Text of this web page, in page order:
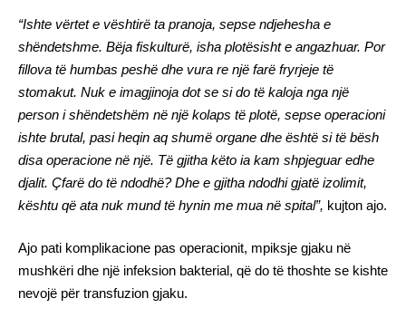
“Ishte vërtet e vështirë ta pranoja, sepse ndjehesha e
shëndetshme. Bëja fiskulturë, isha plotësisht e angazhuar. Por
fillova të humbas peshë dhe vura re një farë fryrjeje të
stomakut. Nuk e imagjinoja dot se si do të kaloja nga një
person i shëndetshëm në një kolaps të plotë, sepse operacioni
ishte brutal, pasi heqin aq shumë organe dhe është si të bësh
disa operacione në një. Të gjitha këto ia kam shpjeguar edhe
djalit. Çfarë do të ndodhë? Dhe e gjitha ndodhi gjatë izolimit,
kështu që ata nuk mund të hynin me mua në spital”, kujton ajo.
Ajo pati komplikacione pas operacionit, mpiksje gjaku në
mushkëri dhe një infeksion bakterial, që do të thoshte se kishte
nevojë për transfuzion gjaku.